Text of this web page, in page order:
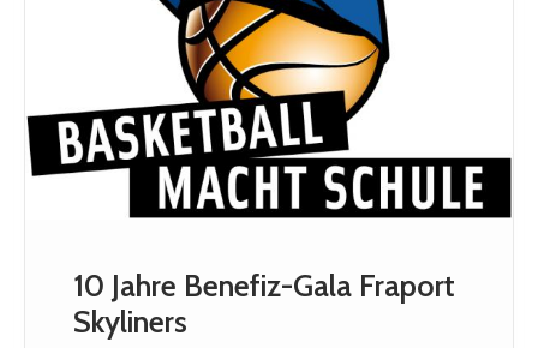
10 Jahre Benefiz-Gala Fraport
Skyliners